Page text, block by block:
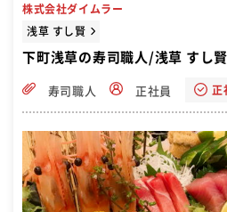
株式会社ダイムラー
浅草 すし賢
下町浅草の寿司職人/浅草 すし賢
寿司職人 正社員 正